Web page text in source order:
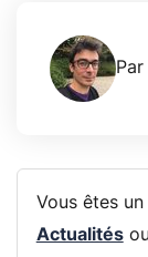
Par
Vous êtes
Actualités